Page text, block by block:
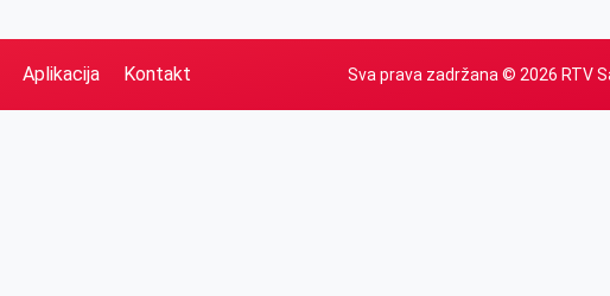
Aplikacija Kontakt Sva prava zadržana © 2026 RTV